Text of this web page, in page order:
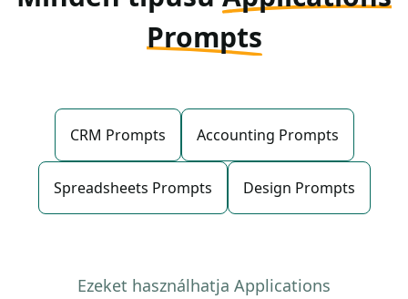
Prompts
CRM Prompts Accounting Prompts
Spreadsheets Prompts Design Prompts
Ezeket használhatja Applications